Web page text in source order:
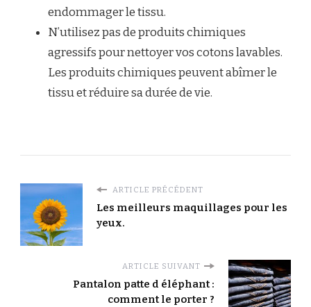
endommager le tissu.
N’utilisez pas de produits chimiques
agressifs pour nettoyer vos cotons lavables.
Les produits chimiques peuvent abîmer le
tissu et réduire sa durée de vie.
ARTICLE PRÉCÉDENT
Les meilleurs maquillages pour les
yeux.
ARTICLE SUIVANT
Pantalon patte d éléphant :
comment le porter ?